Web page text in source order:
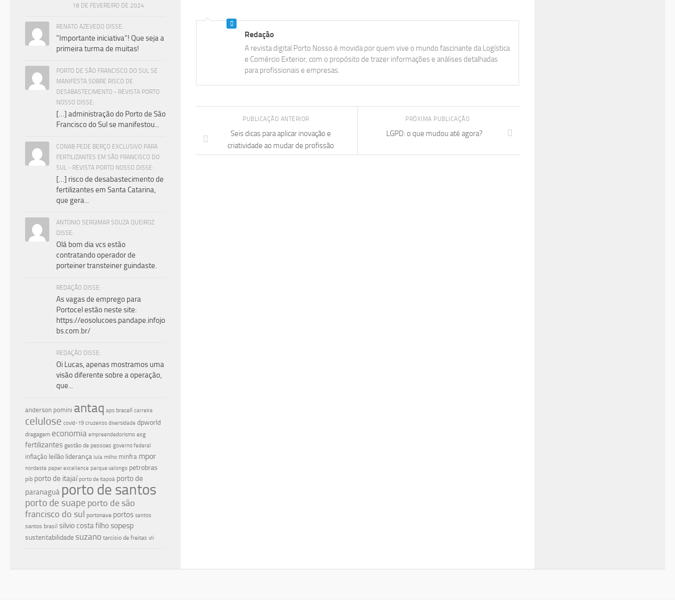
Redação
A revista digital Porto Nosso é movida por quem vive o mundo fascinante da Logística
e Comércio Exterior, com o propósito de trazer informações e análises detalhadas
para profissionais e empresas.
PRÓXIMA PUBLICAÇÃO
LGPD: o que mudou até agora?
PUBLICAÇÃO ANTERIOR
Seis dicas para aplicar inovação e
criatividade ao mudar de profissão
18 DE FEVEREIRO DE 2024
RENATO AZEVEDO DISSE:
"Importante iniciativa"! Que seja a
primeira turma de muitas!
PORTO DE SÃO FRANCISCO DO SUL SE
MANIFESTA SOBRE RISCO DE
DESABASTECIMENTO - REVISTA PORTO
NOSSO DISSE:
[…] administração do Porto de São
Francisco do Sul se manifestou...
CONAB PEDE BERÇO EXCLUSIVO PARA
FERTILIZANTES EM SÃO FRANCISCO DO
SUL - REVISTA PORTO NOSSO DISSE:
[…] risco de desabastecimento de
fertilizantes em Santa Catarina,
que gera...
ANTONIO SERGIMAR SOUZA QUEIROZ
DISSE:
Olá bom dia vcs estão
contratando operador de
porteiner transteiner guindaste.
REDAÇÃO DISSE:
As vagas de emprego para
Portocel estão neste site:
https://eosolucoes.pandape.infojo
bs.com.br/
REDAÇÃO DISSE:
Oi Lucas, apenas mostramos uma
visão diferente sobre a operação,
que...
anderson pomini antaq aps bracell carreira
celulose covid-19 cruzeiros diversidade dpworld
dragagem economia empreendedorismo esg
fertilizantes gestão de pessoas governo federal
inflação leilão liderança lula milho minfra mpor
nordeste paper excellence parque valongo petrobras
pib porto de itajaí porto de itapoá porto de
paranaguá porto de santos
porto de suape porto de são
francisco do sul portonave portos santos
santos brasil silvio costa filho sopesp
sustentabilidadesuzano tarcisio de freitas vli